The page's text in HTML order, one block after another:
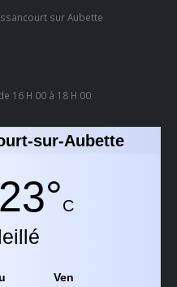
sur Aubette
16 H 00 à 18 H 00
sur-Aubette
23°C
Ven